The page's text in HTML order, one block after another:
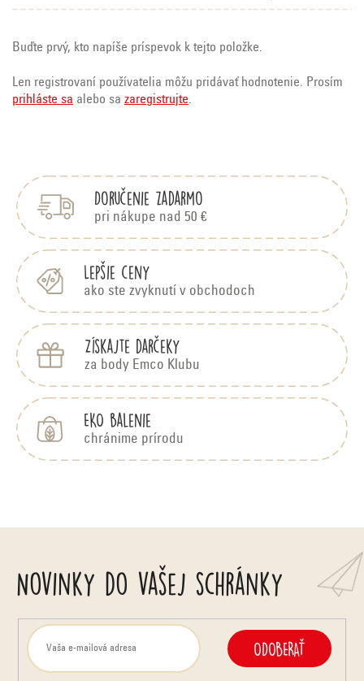
Buďte prvý, kto napíše príspevok k tejto položke.
Len registrovaní používatelia môžu pridávať hodnotenie. Prosím
prihláste sa alebo sa zaregistrujte.
Doručenie zadarmo
pri nákupe nad 50 €
Lepšie ceny
ako ste zvyknutí v obchodoch
Získajte darčeky
za body Emco Klubu
EKO balenie
chránime prírodu
Novinky do vašej schránky
ODOBERAŤ